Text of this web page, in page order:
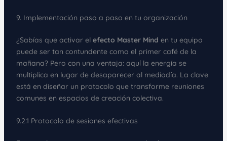
9. Implementación paso a paso en tu organización
¿Sabías que activar el efecto Master Mind en tu equipo
puede ser tan contundente como el primer café de la
mañana? Pero con una ventaja: aquí la energía se
multiplica en lugar de desaparecer al mediodía. La clave
está en diseñar un protocolo que transforme reuniones
comunes en espacios de creación colectiva.
9.2.1 Protocolo de sesiones efectivas